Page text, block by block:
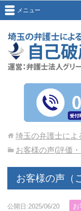
メニュー
埼玉の弁護士によ
お客様の声(評価
お客様の声（
公開日:2025/06/20